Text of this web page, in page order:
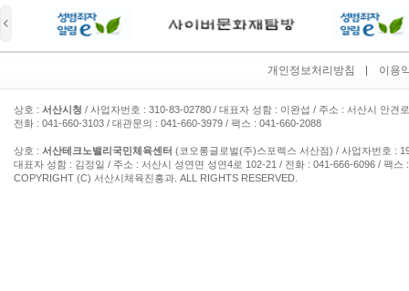
개인정보처리방침 이용
상호 : 서산시청 / 사업자번호 : 310-83-02780 / 대표자 성함 : 이완섭 / 주소 : 서산시 안견
전화 : 041-660-3103 / 대관문의 : 041-660-3979 / 팩스 : 041-660-2088
상호 : 서산테크노밸리국민체육센터 (코오롱글로벌(주)스포렉스 서산점) / 사업자번호 :
대표자 성함 : 김정일 / 주소 : 서산시 성연면 성연4로 102-21 / 전화 : 041-666-6096 / 팩스
COPYRIGHT (C) 서산시체육진흥과. ALL RIGHTS RESERVED.